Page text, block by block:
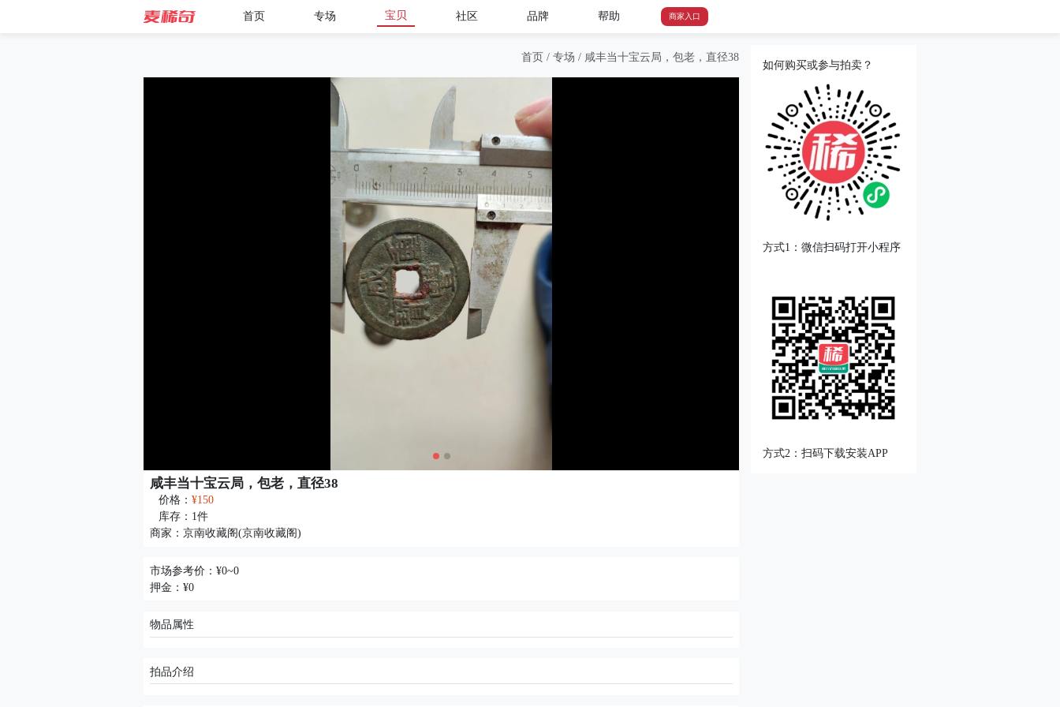
首页 专场 宝贝 社区 品牌 帮助 商家入口
首页 / 专场 / 咸丰当十宝云局，包老，直径38
咸丰当十宝云局，包老，直径38
价格： ¥150
库存： 1 件
商家： 京南收藏阁(京南收藏阁)
市场参考价：¥0~0
押金：¥0
物品属性
拍品介绍
如何购买或参与拍卖？
方式1：微信扫码打开小程序
方式2：扫码下载安装APP